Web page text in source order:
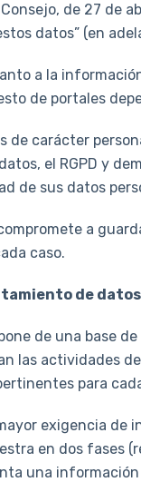
de 27 de
datos” (en
a la
de portales
de carácter
el RGPD y
de sus datos
a
caso.
de
de una base
las actividades
para
exigencia de
en dos fases
una